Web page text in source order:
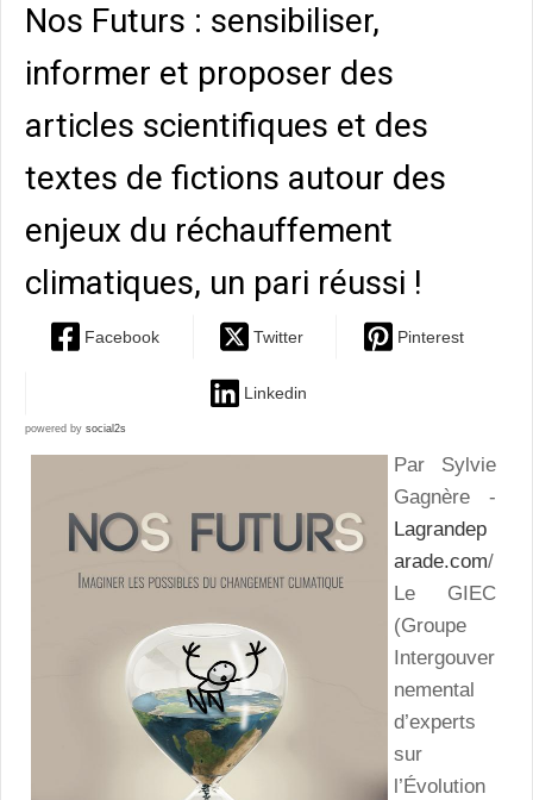
Nos Futurs : sensibiliser,
informer et proposer des
articles scientifiques et des
textes de fictions autour des
enjeux du réchauffement
climatiques, un pari réussi !
Facebook Twitter Pinterest
Linkedin
powered by social2s
Par Sylvie
Gagnère -
Lagrandep
arade.com/
Le GIEC
(Groupe
Intergouver
nemental
d’experts
sur
l’Évolution